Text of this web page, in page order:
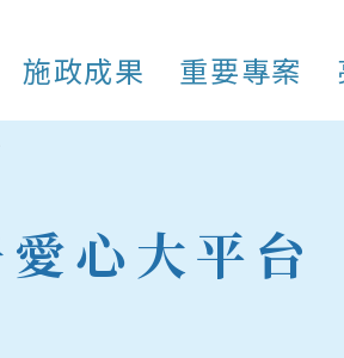
施政成果 重要專案
心大平台